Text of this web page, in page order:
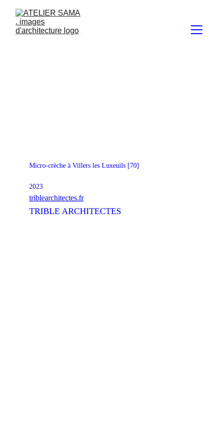
Micro-crèche à Villers les Luxeuils [70]
2023
triblearchitectes.fr
TRIBLE ARCHITECTES